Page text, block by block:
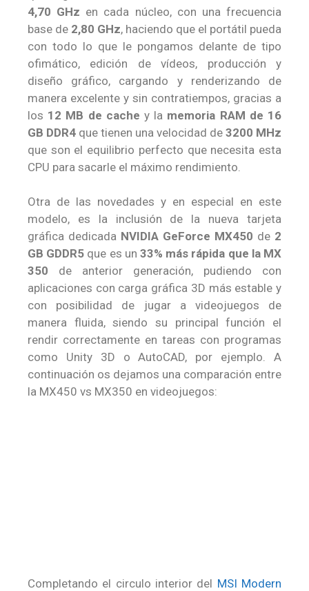
4,70 GHz en cada núcleo, con una frecuencia
base de 2,80 GHz, haciendo que el portátil pueda
con todo lo que le pongamos delante de tipo
ofimático, edición de vídeos, producción y
diseño gráfico, cargando y renderizando de
manera excelente y sin contratiempos, gracias a
los 12 MB de cache y la memoria RAM de 16
GB DDR4 que tienen una velocidad de 3200 MHz
que son el equilibrio perfecto que necesita esta
CPU para sacarle el máximo rendimiento.
Otra de las novedades y en especial en este
modelo, es la inclusión de la nueva tarjeta
gráfica dedicada NVIDIA GeForce MX450 de 2
GB GDDR5 que es un33% más rápida que la MX
350 de anterior generación, pudiendo con
aplicaciones con carga gráfica 3D más estable y
con posibilidad de jugar a videojuegos de
manera fluida, siendo su principal función el
rendir correctamente en tareas con programas
como Unity 3D o AutoCAD, por ejemplo. A
continuación os dejamos una comparación entre
la MX450 vs MX350 en videojuegos:
Completando el circulo interior del MSI Modern